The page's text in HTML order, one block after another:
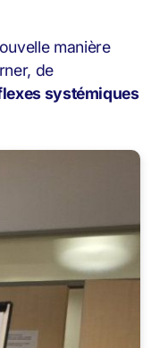
manière
de
systémiques